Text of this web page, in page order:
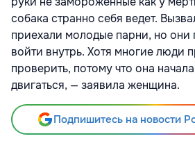
собака странно себя ведет.
приехали молодые парни, но они
войти внутрь. Хотя многие люди
проверить, потому что она
двигаться, — заявила женщина.
Подпишитесь на новости